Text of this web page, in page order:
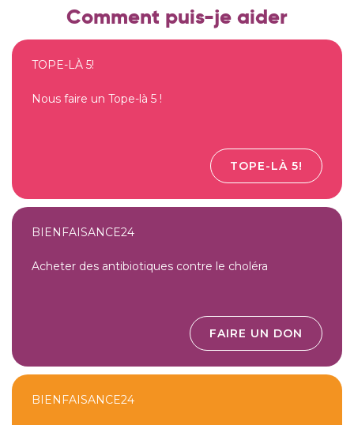
Comment puis-je aider
TOPE-LÀ 5!
Nous faire un Tope-là 5 !
TOPE-LÀ 5!
BIENFAISANCE24
Acheter des antibiotiques contre le choléra
FAIRE UN DON
BIENFAISANCE24